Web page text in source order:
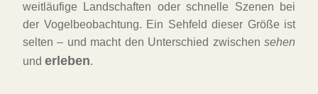
weitläufige Landschaften oder schnelle Szenen bei
der Vogelbeobachtung. Ein Sehfeld dieser Größe ist
selten – und macht den Unterschied zwischen sehen
und erleben.